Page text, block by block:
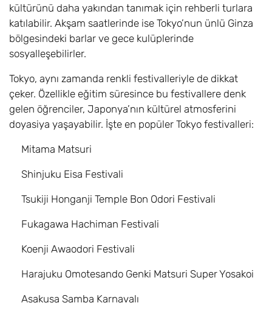
kültürünü daha yakından tanımak için rehberli turlara
katılabilir. Akşam saatlerinde ise Tokyo’nun ünlü Ginza
bölgesindeki barlar ve gece kulüplerinde
sosyalleşebilirler.
Tokyo, aynı zamanda renkli festivalleriyle de dikkat
çeker. Özellikle eğitim süresince bu festivallere denk
gelen öğrenciler, Japonya’nın kültürel atmosferini
doyasiya yaşayabilir. İşte en popüler Tokyo festivalleri:
Mitama Matsuri
Shinjuku Eisa Festivali
Tsukiji Honganji Temple Bon Odori Festivali
Fukagawa Hachiman Festivali
Koenji Awaodori Festivali
Harajuku Omotesando Genki Matsuri Super Yosakoi
Asakusa Samba Karnavalı